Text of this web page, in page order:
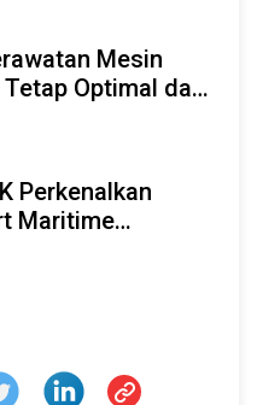
Mesin
Optimal dan
Perkenalkan
Maritime
AI dan IoT